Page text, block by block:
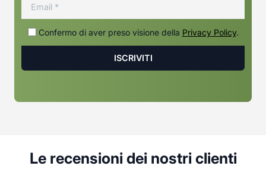
Confermo di aver preso visione della Privacy Policy.
Le recensioni dei nostri clienti